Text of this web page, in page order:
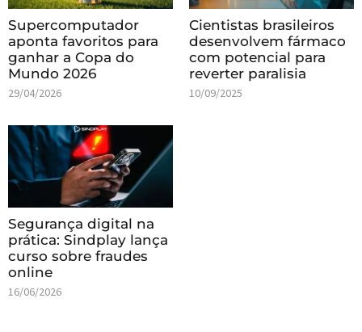
Supercomputador
aponta favoritos para
ganhar a Copa do
Mundo 2026
29/04/2026
Cientistas brasileiros
desenvolvem fármaco
com potencial para
reverter paralisia
10/09/2025
Segurança digital na
prática: Sindplay lança
curso sobre fraudes
online
16/06/2026